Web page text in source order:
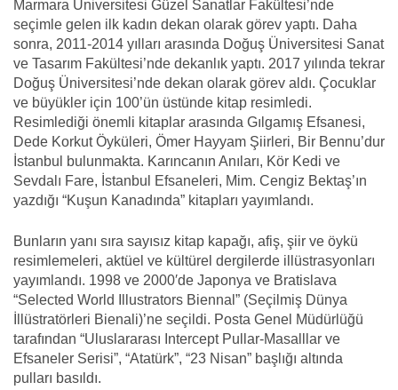
Marmara Üniversitesi Güzel Sanatlar Fakültesi’nde
seçimle gelen ilk kadın dekan olarak görev yaptı. Daha
sonra, 2011-2014 yılları arasında Doğuş Üniversitesi Sanat
ve Tasarım Fakültesi’nde dekanlık yaptı. 2017 yılında tekrar
Doğuş Üniversitesi’nde dekan olarak görev aldı. Çocuklar
ve büyükler için 100’ün üstünde kitap resimledi.
Resimlediği önemli kitaplar arasında Gılgamış Efsanesi,
Dede Korkut Öyküleri, Ömer Hayyam Şiirleri, Bir Bennu’dur
İstanbul bulunmakta. Karıncanın Anıları, Kör Kedi ve
Sevdalı Fare, İstanbul Efsaneleri, Mim. Cengiz Bektaş’ın
yazdığı “Kuşun Kanadında” kitapları yayımlandı.
Bunların yanı sıra sayısız kitap kapağı, afiş, şiir ve öykü
resimlemeleri, aktüel ve kültürel dergilerde illüstrasyonları
yayımlandı. 1998 ve 2000′de Japonya ve Bratislava
“Selected World Illustrators Biennal” (Seçilmiş Dünya
İllüstratörleri Bienali)’ne seçildi. Posta Genel Müdürlüğü
tarafından “Uluslararası Intercept Pullar-Masalllar ve
Efsaneler Serisi”, “Atatürk”, “23 Nisan” başlığı altında
pulları basıldı.